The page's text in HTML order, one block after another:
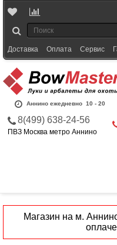
Доставка Оплата Сервис
Аннино ежедневно 10 - 20
8(499) 638-24-56
ПВЗ Москва метро Аннино
Магазин на м.